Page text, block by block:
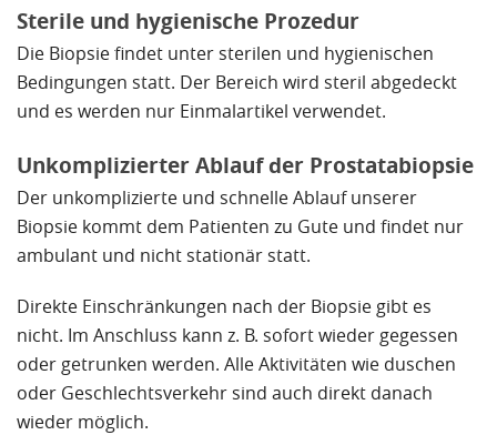
Sterile und hygienische Prozedur
Die Biopsie findet unter sterilen und hygienischen
Bedingungen statt. Der Bereich wird steril abgedeckt
und es werden nur Einmalartikel verwendet.
Unkomplizierter Ablauf der Prostatabiopsie
Der unkomplizierte und schnelle Ablauf unserer
Biopsie kommt dem Patienten zu Gute und findet nur
ambulant und nicht stationär statt.
Direkte Einschränkungen nach der Biopsie gibt es
nicht. Im Anschluss kann z. B. sofort wieder gegessen
oder getrunken werden. Alle Aktivitäten wie duschen
oder Geschlechtsverkehr sind auch direkt danach
wieder möglich.